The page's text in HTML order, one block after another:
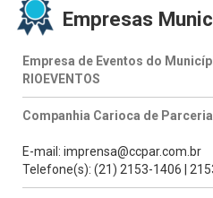
Empresas
Empresa de Eventos do
RIOEVENTOS
Companhia Carioca de
E-mail: imprensa@ccpar.com.br
Telefone(s): (21) 2153-1406 |